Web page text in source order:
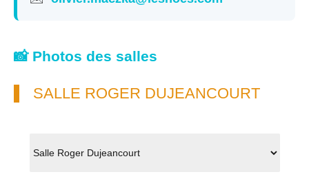
📸 Photos des salles
SALLE ROGER DUJEANCOURT